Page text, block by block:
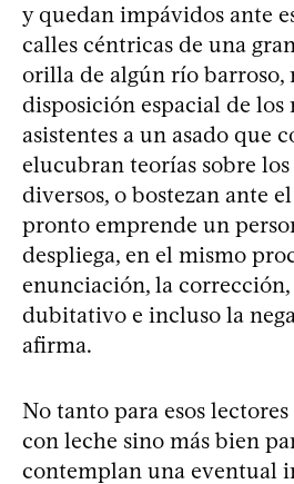
y quedan impávidos ante
calles céntricas de una
orilla de algún río barroso,
disposición espacial de los
asistentes a un asado que
elucubran teorías sobre los
diversos, o bostezan ante
pronto emprende un
despliega, en el mismo
enunciación, la corrección,
dubitativo e incluso la
afirma.
No tanto para esos
con leche sino más bien
contemplan una eventual